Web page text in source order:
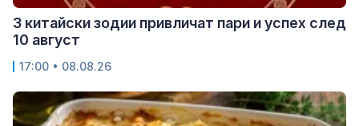
3 китайски зодии привличат пари и успех след
10 август
17:00 • 08.08.26